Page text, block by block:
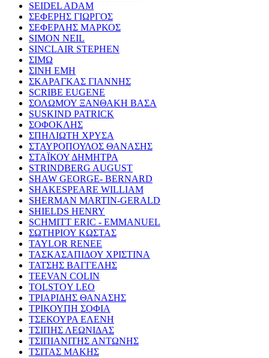
SEIDEL ADAM
ΣΕΦΕΡΗΣ ΓΙΩΡΓΟΣ
ΣΕΦΕΡΛΗΣ ΜΑΡΚΟΣ
SIMON NEIL
SINCLAIR STEPHEN
ΣΙΜΩ
ΣΙΝΗ ΕΜΗ
ΣΚΑΡΑΓΚΑΣ ΓΙΑΝΝΗΣ
SCRIBE EUGENE
ΣΟΛΩΜΟΥ ΞΑΝΘΑΚΗ ΒΑΣΑ
SUSKIND PATRICK
ΣΟΦΟΚΛΗΣ
ΣΠΗΛΙΩΤΗ ΧΡΥΣΑ
ΣΤΑΥΡΟΠΟΥΛΟΣ ΘΑΝΑΣΗΣ
ΣΤΑΪΚΟΥ ΔΗΜΗΤΡΑ
STRINDBERG AUGUST
SHAW GEORGE- BERNARD
SHAKESPEARE WILLIAM
SHERMAN MARTIN-GERALD
SHIELDS HENRY
SCHMITT ERIC - EMMANUEL
ΣΩΤΗΡΙΟΥ ΚΩΣΤΑΣ
TAYLOR RENEE
ΤΑΣΚΑΣΑΠΙΔΟΥ ΧΡΙΣΤΙΝΑ
ΤΑΤΣΗΣ ΒΑΓΓΕΛΗΣ
TEEVAN COLIN
TOLSTOY LEO
ΤΡΙΑΡΙΔΗΣ ΘΑΝΑΣΗΣ
ΤΡΙΚΟΥΠΗ ΣΟΦΙΑ
ΤΣΕΚΟΥΡΑ ΕΛΕΝΗ
ΤΣΙΠΗΣ ΛΕΩΝΙΔΑΣ
ΤΣΙΠΙΑΝΙΤΗΣ ΑΝΤΩΝΗΣ
ΤΣΙΤΑΣ ΜΑΚΗΣ